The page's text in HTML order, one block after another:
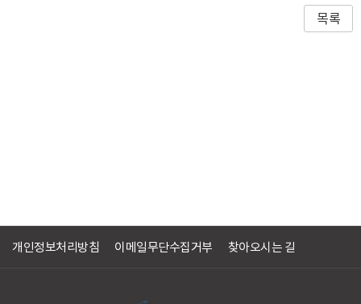
목록
개인정보처리방침 이메일무단수집거부 찾아오시는 길